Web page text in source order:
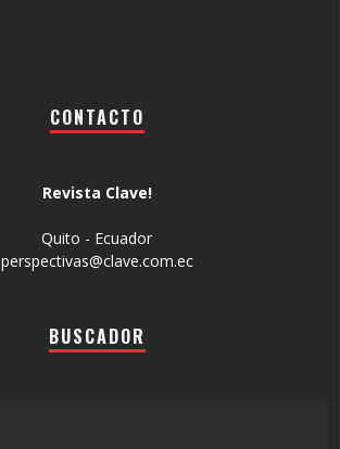
CONTACTO
Revista Clave!
Quito - Ecuador
perspectivas@clave.com.ec
BUSCADOR